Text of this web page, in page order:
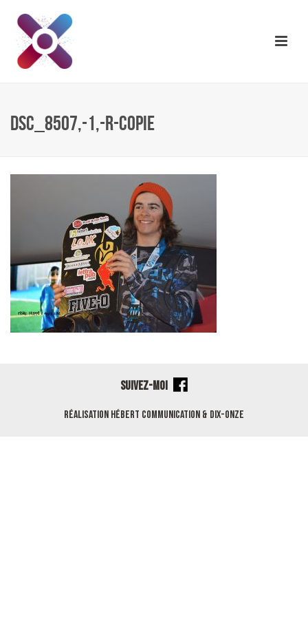
DSC_8507,-1,-R-COPIE
SUIVEZ-MOI
Réalisation Hébert Communication & Dix-Onze